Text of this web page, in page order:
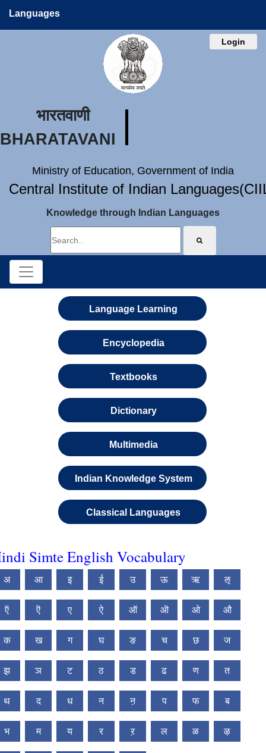
Languages
Login
भारतवाणी
BHARATAVANI
Ministry of Education, Government of India
Central Institute of Indian
Knowledge through Indian Languages
Language Learning
Encyclopedia
Textbooks
Dictionary
Multimedia
Indian Knowledge System
Classical Languages
Simte English Vocabulary
अ आ इ ई उ ऊ ऋ ऌ
ऍ ऎ ए ऐ ऑ ऒ ओ औ
क ख ग घ ङ च छ ज
झ ञ ट ठ ड ढ ण त
थ द ध न ऩ प फ ब
भ म य र ऱ ल ळ ऴ